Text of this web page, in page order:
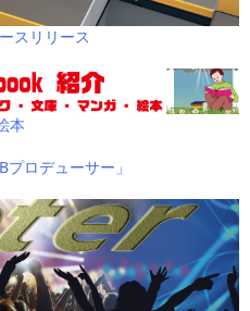
スリリース
本
ロデューサー」